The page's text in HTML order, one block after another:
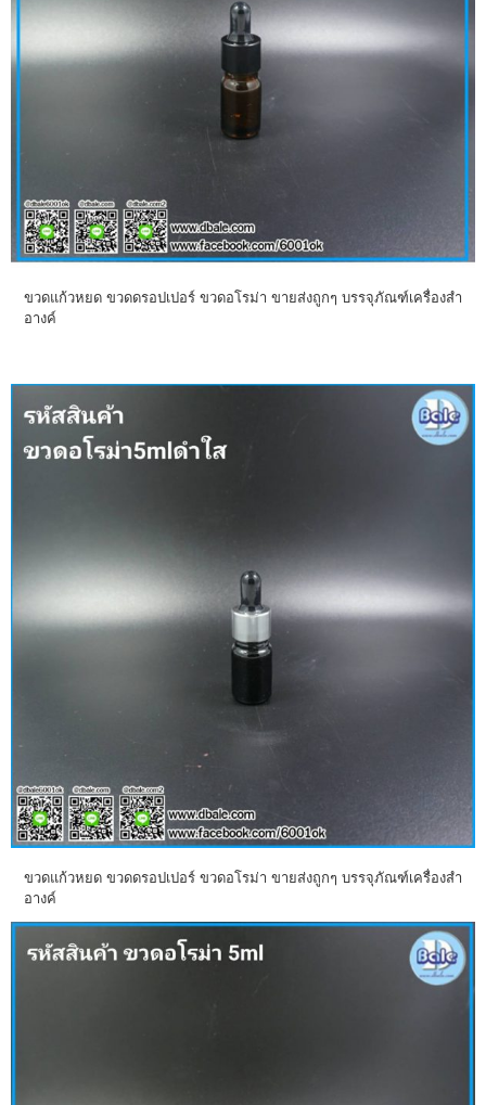
ขวดแก้วหยด ขวดดรอปเปอร์ ขวดอโรม่า ขายส่งถูกๆ บรรจุภัณฑ์เครื่องสำ
อางค์
ขวดแก้วหยด ขวดดรอปเปอร์ ขวดอโรม่า ขายส่งถูกๆ บรรจุภัณฑ์เครื่องสำ
อางค์